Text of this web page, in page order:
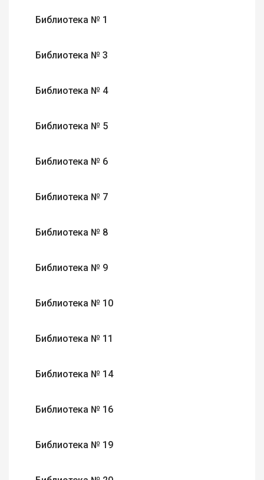
Библиотека № 1
Библиотека № 3
Библиотека № 4
Библиотека № 5
Библиотека № 6
Библиотека № 7
Библиотека № 8
Библиотека № 9
Библиотека № 10
Библиотека № 11
Библиотека № 14
Библиотека № 16
Библиотека № 19